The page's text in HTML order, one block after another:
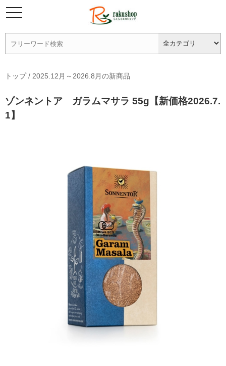
トップ/ 2025.12月～2026.8月の新商品
ゾンネントア ガラムマサラ 55g【新価格2026.7.
1】